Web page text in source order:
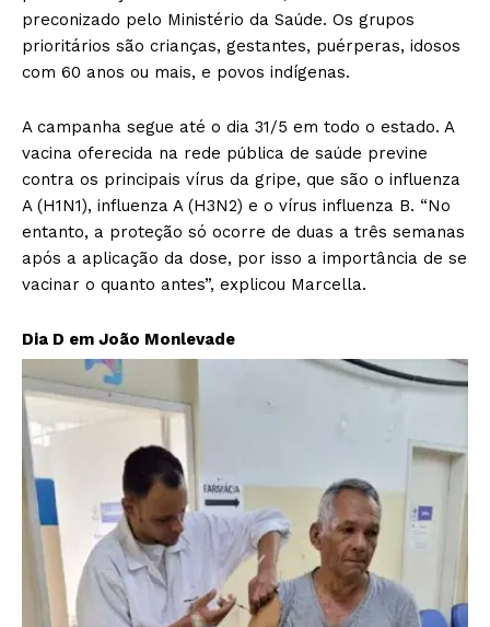
preconizado pelo Ministério da Saúde. Os grupos
prioritários são crianças, gestantes, puérperas, idosos
com 60 anos ou mais, e povos indígenas.
A campanha segue até o dia 31/5 em todo o estado. A
vacina oferecida na rede pública de saúde previne
contra os principais vírus da gripe, que são o influenza
A (H1N1), influenza A (H3N2) e o vírus influenza B. “No
entanto, a proteção só ocorre de duas a três semanas
após a aplicação da dose, por isso a importância de se
vacinar o quanto antes”, explicou Marcella.
Dia D em João Monlevade